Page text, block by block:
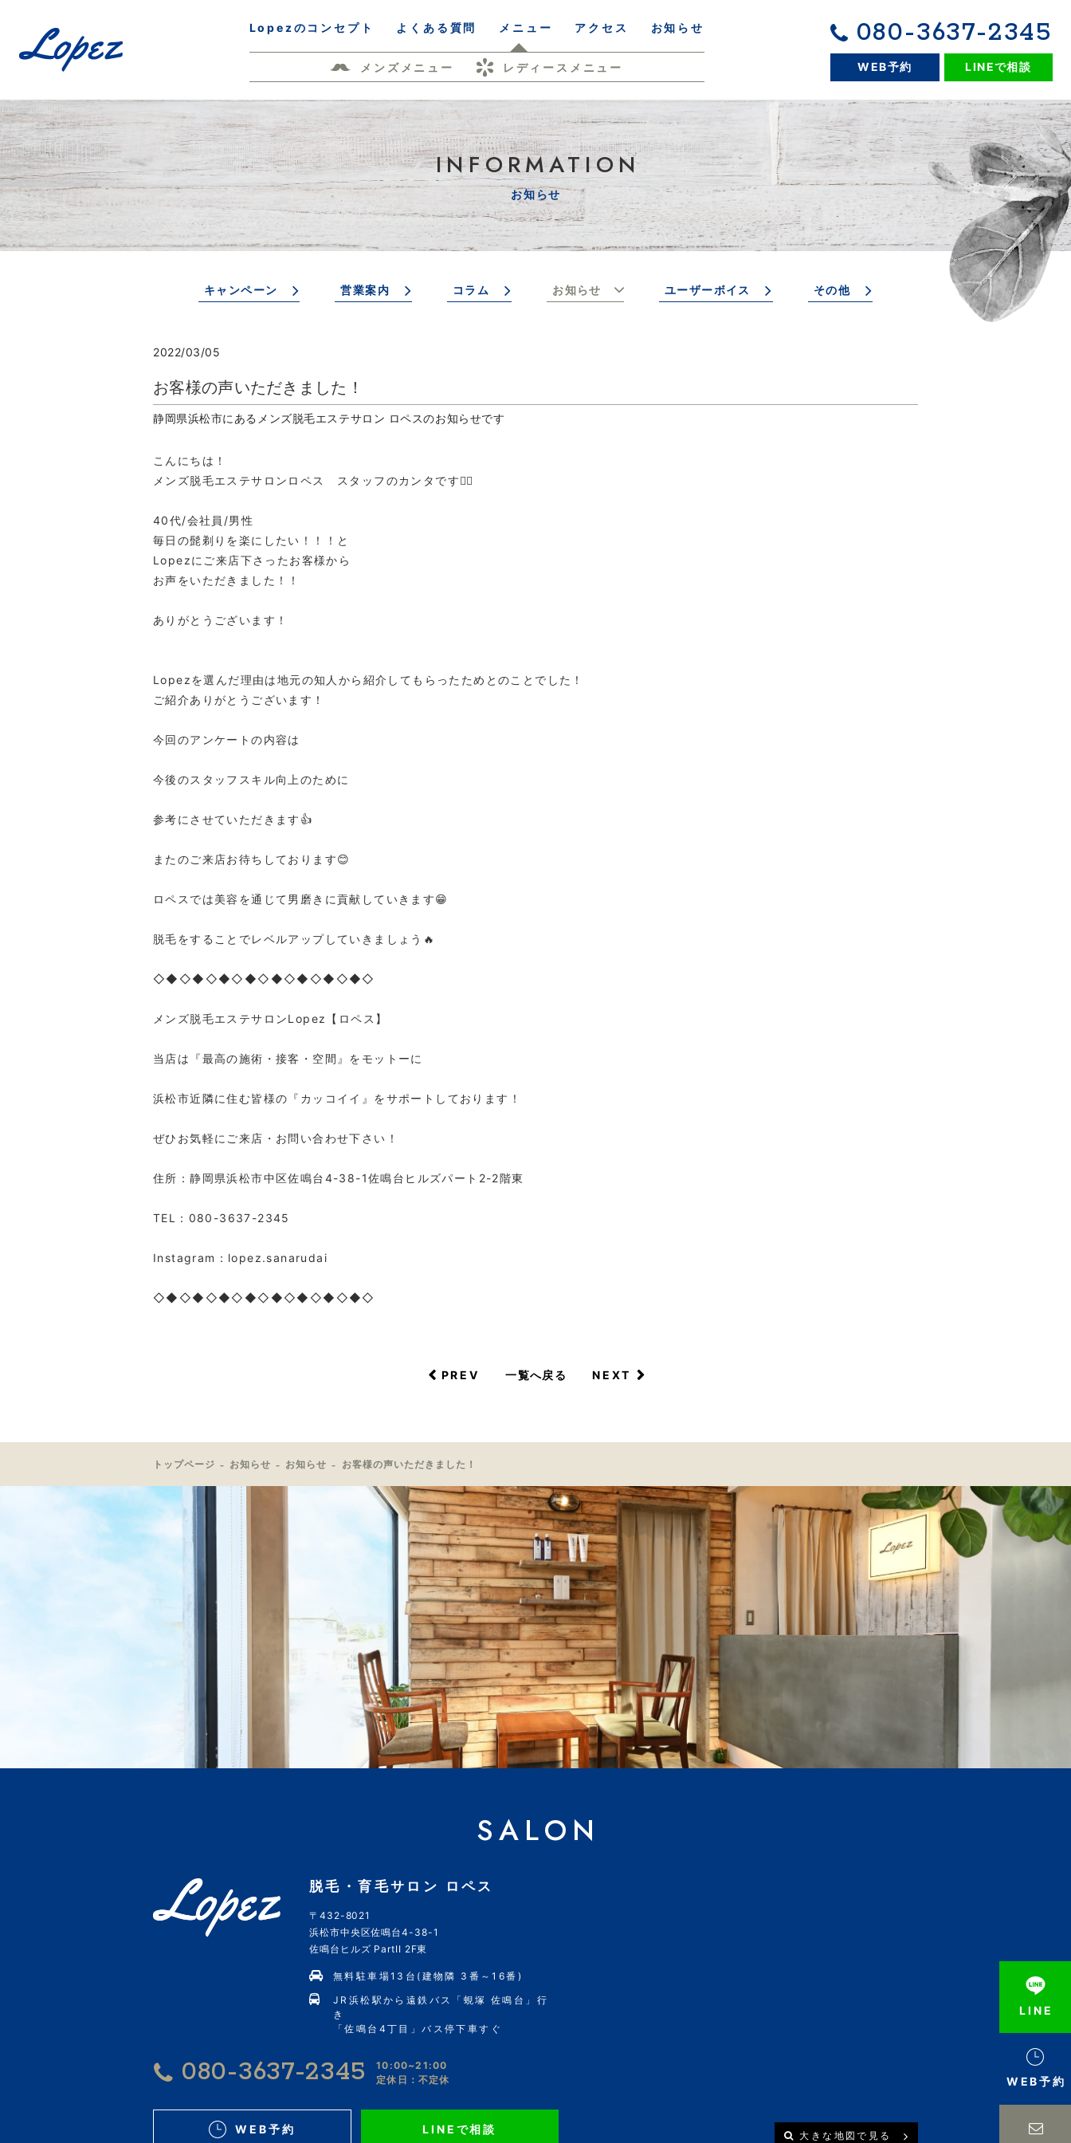
Lopezのコンセプト よくある質問 メニュー
メンズメニュー レディースメニュー
アクセス お知らせ 080-3637-2345
WEB予約 LINEで相談
INFORMATION
お知らせ
キャンペーン 営業案内 コラム お知らせ ユーザーボイス その他
2022/03/05
お客様の声いただきました！
静岡県浜松市にあるメンズ脱毛エステサロン ロペスのお知らせです
こんにちは！
メンズ脱毛エステサロンロペス スタッフのカンタです❤️‍🔥
40代/会社員/男性
毎日の髭剃りを楽にしたい！！！と
Lopezにご来店下さったお客様から
お声をいただきました！！
ありがとうございます！
Lopezを選んだ理由は地元の知人から紹介してもらったためとのことでした！
ご紹介ありがとうございます！
今回のアンケートの内容は
今後のスタッフスキル向上のために
参考にさせていただきます👍
またのご来店お待ちしております😊
ロペスでは美容を通じて男磨きに貢献していきます😁
脱毛をすることでレベルアップしていきましょう🔥
◇◆◇◆◇◆◇◆◇◆◇◆◇◆◇◆◇
メンズ脱毛エステサロンLopez【ロペス】
当店は『最高の施術・接客・空間』をモットーに
浜松市近隣に住む皆様の『カッコイイ』をサポートしております！
ぜひお気軽にご来店・お問い合わせ下さい！
住所：静岡県浜松市中区佐鳴台4-38-1佐鳴台ヒルズパート2-2階東
TEL：080-3637-2345
Instagram：lopez.sanarudai
◇◆◇◆◇◆◇◆◇◆◇◆◇◆◇◆◇
PREV 一覧へ戻る NEXT
トップページ お知らせ お知らせ お客様の声いただきました！
LINE
WEB予約
SALON
脱毛・育毛サロン ロペス
〒432-8021
浜松市中央区佐鳴台4-38-1
佐鳴台ヒルズ PartII 2F東
無料駐車場13台(建物隣 3番～16番)
JR浜松駅から遠鉄バス「蜆塚 佐鳴台」行
き
「佐鳴台4丁目」バス停下車すぐ
080-3637-2345
10:00~21:00
定休日：不定休
WEB予約 LINEで相談 大きな地図で見る